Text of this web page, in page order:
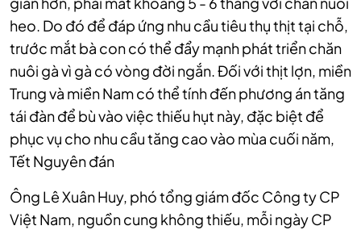
heo. Do đó để đáp ứng nhu cầu tiêu thụ thịt tại chỗ,
trước mắt bà con có thể đẩy mạnh phát triển chăn
nuôi gà vì gà có vòng đời ngắn. Đối với thịt lợn, miền
Trung và miền Nam có thể tính đến phương án tăng
tái đàn để bù vào việc thiếu hụt này, đặc biệt để
phục vụ cho nhu cầu tăng cao vào mùa cuối năm,
Tết Nguyên đán
Ông Lê Xuân Huy, phó tổng giám đốc Công ty CP
Việt Nam, nguồn cung không thiếu, mỗi ngày CP